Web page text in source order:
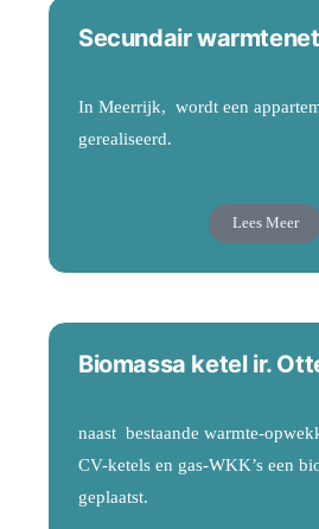
Secundair
In Meerrijk, wordt een
gerealiseerd.
Lees Meer
Biomassa ketel ir.
naast bestaande warmte-
CV-ketels en gas-WKK’s een
geplaatst.